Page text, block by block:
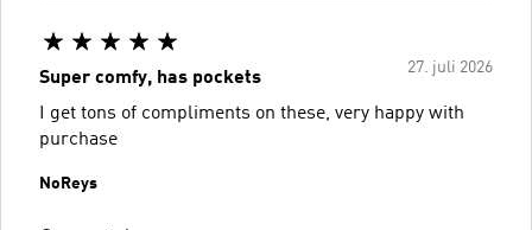
27. juli 2026
Super comfy, has pockets
I get tons of compliments on these, very happy with
purchase
NoReys